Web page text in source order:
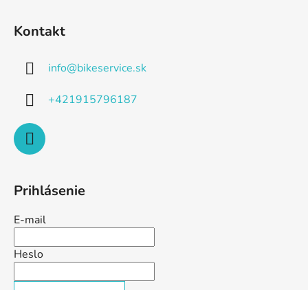
Kontakt
info@bikeservice.sk
+421915796187
Prihlásenie
E-mail
Heslo